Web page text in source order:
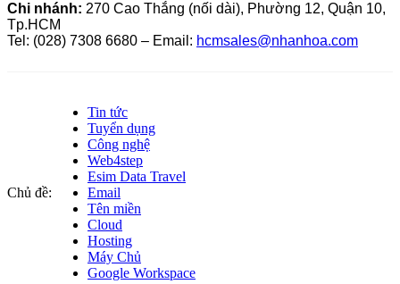
Chi nhánh: 270 Cao Thắng (nối dài), Phường 12, Quận 10,
Tp.HCM
Tel: (028) 7308 6680 – Email: hcmsales@nhanhoa.com
Chủ đề:
Tin tức
Tuyển dụng
Công nghệ
Web4step
Esim Data Travel
Email
Tên miền
Cloud
Hosting
Máy Chủ
Google Workspace